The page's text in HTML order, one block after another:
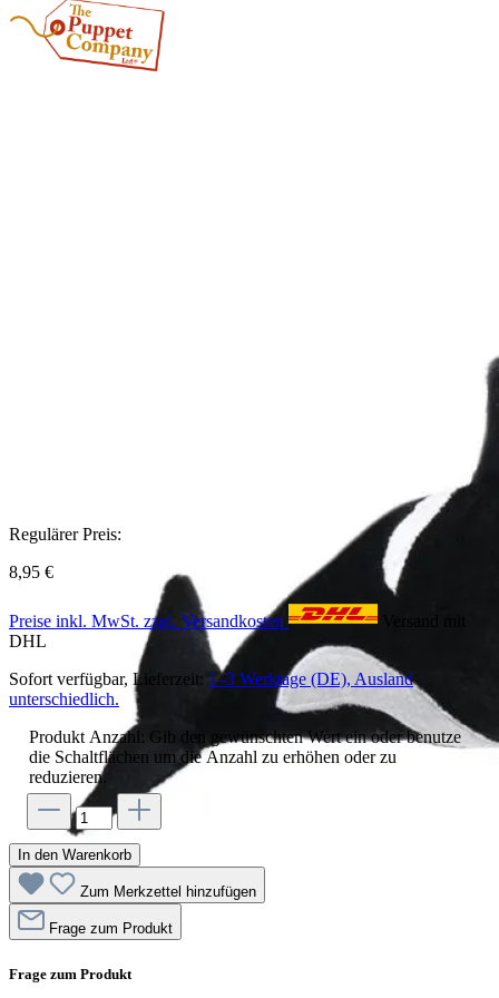
Regulärer Preis:
8,95 €
Preise inkl. MwSt. zzgl. Versandkosten
DHL
Sofort verfügbar, Lieferzeit: 1–3 Werktage (DE), Ausland
unterschiedlich.
Produkt Anzahl: Gib den gewünschten Wert ein oder benutze
die Schaltflächen um die Anzahl zu erhöhen oder zu
reduzieren.
In den Warenkorb
Zum Merkzettel hinzufügen
Frage zum Produkt
Frage zum Produkt